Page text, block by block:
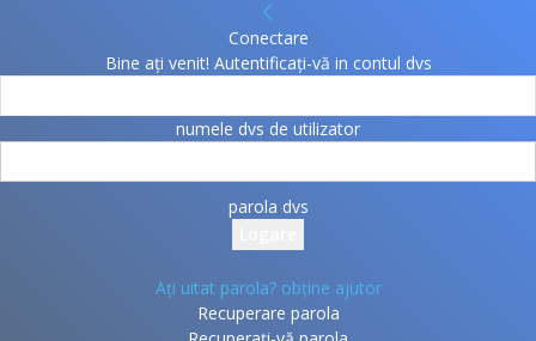
Conectare
Bine ați venit! Autentificați-vă in contul dvs
numele dvs de utilizator
parola dvs
Ați uitat parola? obține ajutor
Recuperare parola